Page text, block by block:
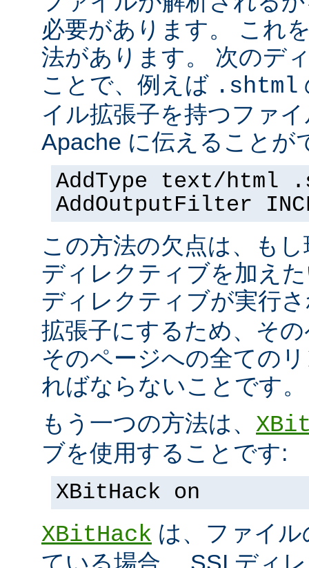
必要があります。 これ
法があります。 次のデ
ことで、例えば .shtml
イル拡張子を持つファ
Apache に伝えることが
AddType text/html
AddOutputFilter
この方法の欠点は、も
ディレクティブを加え
ディレクティブが実行
拡張子にするため、そ
そのページへの全ての
ればならないことです。
もう一つの方法は、
ブを使用することです:
XBitHack on
XBitHack は、ファイ